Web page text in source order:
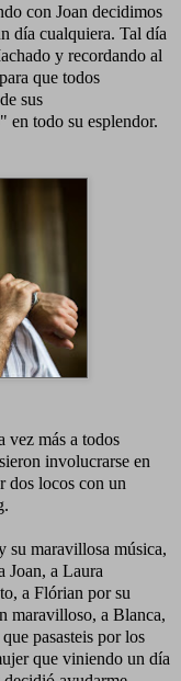
con Joan decidimos
día cualquiera. Tal día
y recordando al
que todos
sus
en todo su esplendor.
vez más a todos
involucrarse en
dos locos con un
su maravillosa música,
a Laura
a Flórian por su
maravilloso, a Blanca,
pasasteis por los
que viniendo un día